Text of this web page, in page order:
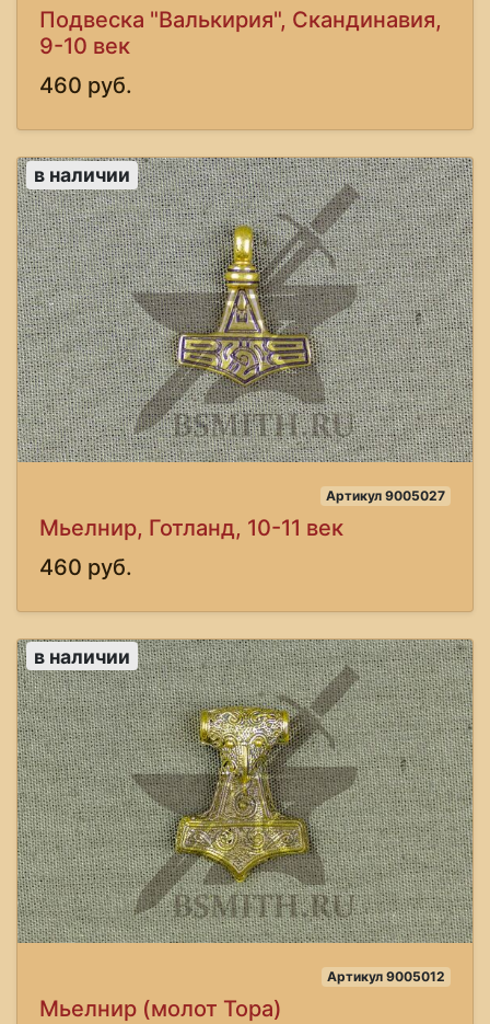
Подвеска "Валькирия", Скандинавия,
9-10 век
460 руб.
в наличии
Артикул 9005027
Мьелнир, Готланд, 10-11 век
460 руб.
в наличии
Артикул 9005012
Мьелнир (молот Тора)